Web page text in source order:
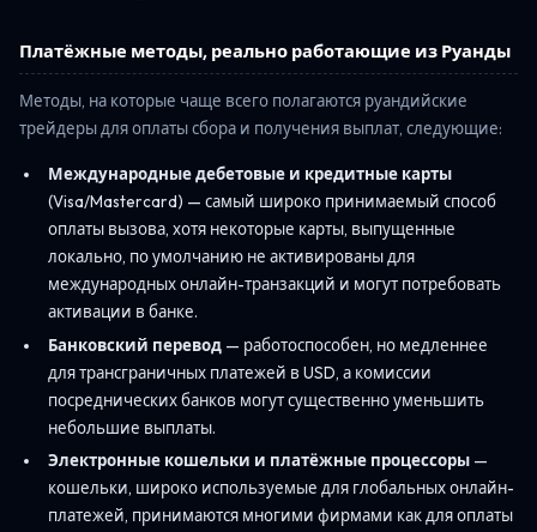
Платёжные методы, реально работающие из Руанды
Методы, на которые чаще всего полагаются руандийские
трейдеры для оплаты сбора и получения выплат, следующие:
Международные дебетовые и кредитные карты
(Visa/Mastercard) — самый широко принимаемый способ
оплаты вызова, хотя некоторые карты, выпущенные
локально, по умолчанию не активированы для
международных онлайн-транзакций и могут потребовать
активации в банке.
Банковский перевод— работоспособен, но медленнее
для трансграничных платежей в USD, а комиссии
посреднических банков могут существенно уменьшить
небольшие выплаты.
Электронные кошельки и платёжные процессоры—
кошельки, широко используемые для глобальных онлайн-
платежей, принимаются многими фирмами как для оплаты